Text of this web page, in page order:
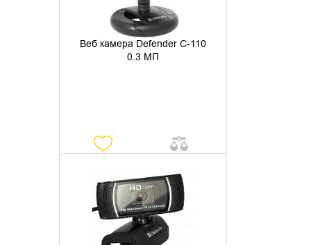
Веб камера Defender C-110
0.3 МП
УТОЧНИТЬ НАЛИЧИЕ